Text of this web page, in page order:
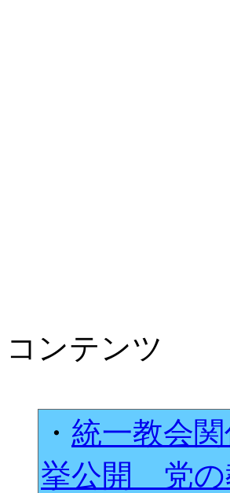
コンテンツ
・ 統一教会
挙公開 党